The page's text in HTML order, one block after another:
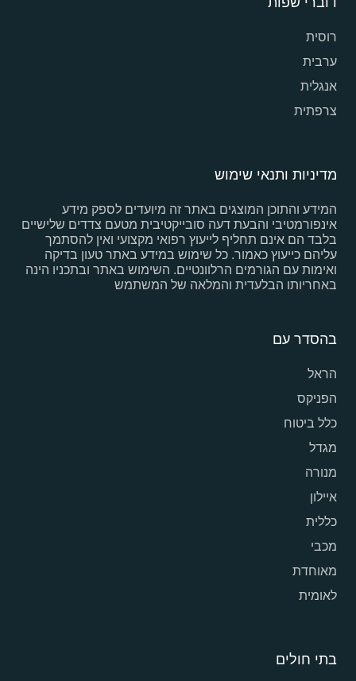
רוסית
ערבית
אנגלית
צרפתית
מדיניות ותנאי שימוש
המידע והתוכן המוצגים באתר זה מיועדים לספק מידע
אינפורמטיבי והבעת דעה סובייקטיבית מטעם צדדים שלישיים
בלבד הם אינם תחליף לייעוץ רפואי מקצועי ואין להסתמך
עליהם כייעוץ כאמור. כל שימוש במידע באתר טעון בדיקה
ואימות עם הגורמים הרלוונטיים. השימוש באתר ובתכניו הינה
באחריותו הבלעדית והמלאה של המשתמש
בהסדר עם
הראל
הפניקס
כלל ביטוח
מגדל
מנורה
איילון
כללית
מכבי
מאוחדת
לאומית
בתי חולים